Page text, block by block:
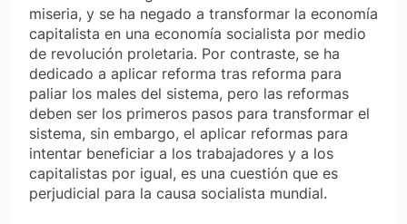
miseria, y se ha negado a transformar la economía
capitalista en una economía socialista por medio
de revolución proletaria. Por contraste, se ha
dedicado a aplicar reforma tras reforma para
paliar los males del sistema, pero las reformas
deben ser los primeros pasos para transformar el
sistema, sin embargo, el aplicar reformas para
intentar beneficiar a los trabajadores y a los
capitalistas por igual, es una cuestión que es
perjudicial para la causa socialista mundial.